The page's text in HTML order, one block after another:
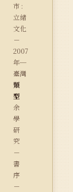
市 :
立緒
文化
－
2007
年─
臺灣
類
型
余
學
研
究
－
書
序
－